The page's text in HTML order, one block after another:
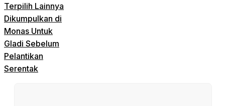
Terpilih Lainnya
Dikumpulkan di
Monas Untuk
Gladi Sebelum
Pelantikan
Serentak